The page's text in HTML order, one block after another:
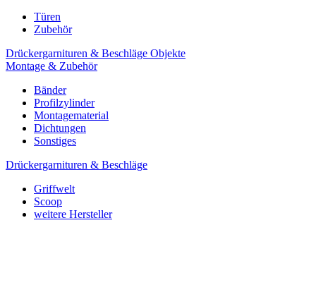
Türen
Zubehör
Drückergarnituren & Beschläge Objekte
Montage & Zubehör
Bänder
Profilzylinder
Montagematerial
Dichtungen
Sonstiges
Drückergarnituren & Beschläge
Griffwelt
Scoop
weitere Hersteller